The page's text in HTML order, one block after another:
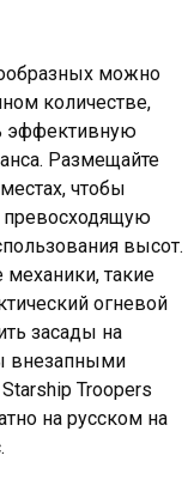
можно
количестве,
эффективную
Размещайте
чтобы
превосходящую
высот.
такие
огневой
засады на
внезапными
Troopers
на русском на